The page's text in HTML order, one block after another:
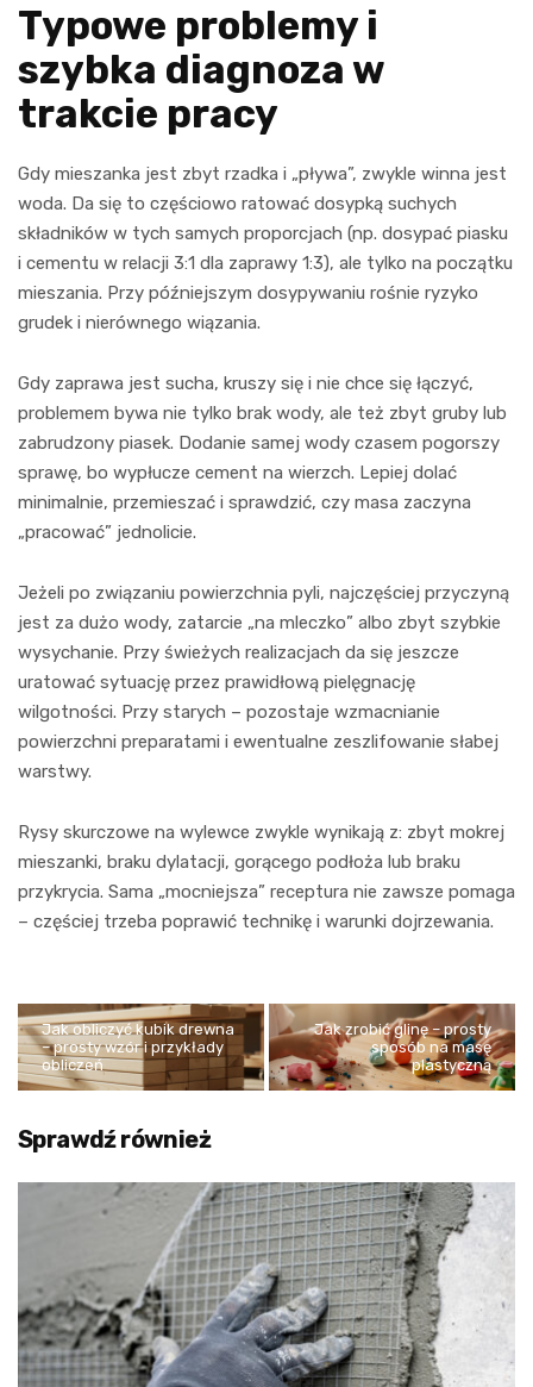
Typowe problemy i
szybka diagnoza w
trakcie pracy
Gdy mieszanka jest zbyt rzadka i „pływa”, zwykle winna jest
woda. Da się to częściowo ratować dosypką suchych
składników w tych samych proporcjach (np. dosypać piasku
i cementu w relacji 3:1 dla zaprawy 1:3), ale tylko na początku
mieszania. Przy późniejszym dosypywaniu rośnie ryzyko
grudek i nierównego wiązania.
Gdy zaprawa jest sucha, kruszy się i nie chce się łączyć,
problemem bywa nie tylko brak wody, ale też zbyt gruby lub
zabrudzony piasek. Dodanie samej wody czasem pogorszy
sprawę, bo wypłucze cement na wierzch. Lepiej dolać
minimalnie, przemieszać i sprawdzić, czy masa zaczyna
„pracować” jednolicie.
Jeżeli po związaniu powierzchnia pyli, najczęściej przyczyną
jest za dużo wody, zatarcie „na mleczko” albo zbyt szybkie
wysychanie. Przy świeżych realizacjach da się jeszcze
uratować sytuację przez prawidłową pielęgnację
wilgotności. Przy starych – pozostaje wzmacnianie
powierzchni preparatami i ewentualne zeszlifowanie słabej
warstwy.
Rysy skurczowe na wylewce zwykle wynikają z: zbyt mokrej
mieszanki, braku dylatacji, gorącego podłoża lub braku
przykrycia. Sama „mocniejsza” receptura nie zawsze pomaga
– częściej trzeba poprawić technikę i warunki dojrzewania.
Jak obliczyć kubik drewna
– prosty wzór i przykłady
obliczeń
Jak zrobić glinę – prosty
sposób na masę
plastyczną
Sprawdź również